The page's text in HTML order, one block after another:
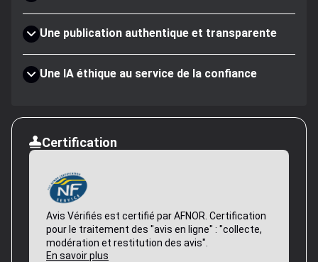
Une publication authentique et transparente
Une IA éthique au service de la confiance
Certification
Avis Vérifiés est certifié par AFNOR. Certification
pour le traitement des "avis en ligne" : "collecte,
modération et restitution des avis".
En savoir plus